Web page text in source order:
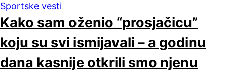
Sportske vesti
Kako sam oženio “prosjačicu”
koju su svi ismijavali – a godinu
dana kasnije otkrili smo njenu